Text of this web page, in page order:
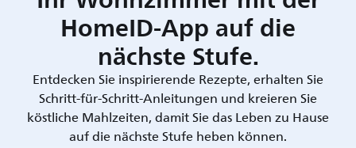
HomeID-App auf die
nächste Stufe.
Entdecken Sie inspirierende Rezepte, erhalten Sie
Schritt-für-Schritt-Anleitungen und kreieren Sie
köstliche Mahlzeiten, damit Sie das Leben zu Hause
auf die nächste Stufe heben können.